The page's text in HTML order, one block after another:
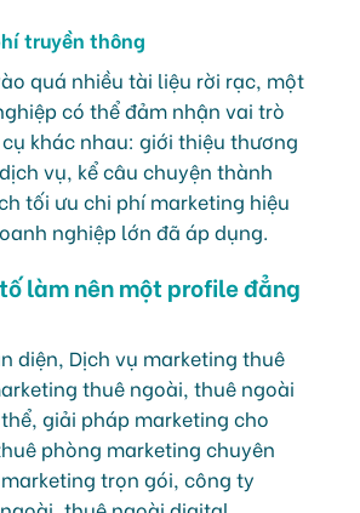
truyền thông
quá nhiều tài liệu rời rạc, một
có thể đảm nhận vai trò
khác nhau: giới thiệu thương
vụ, kể câu chuyện thành
tối ưu chi phí marketing hiệu
nghiệp lớn đã áp dụng.
làm nên một profile đẳng